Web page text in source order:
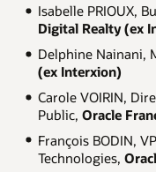
Isabelle PRIOUX,
Digital Realty (ex
Delphine Nainani,
(ex Interxion)
Carole VOIRIN,
Public, Oracle
François BODIN,
Technologies,